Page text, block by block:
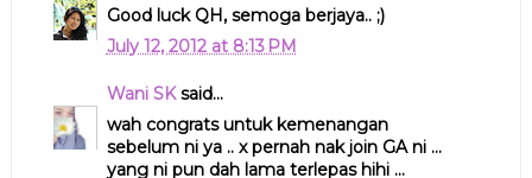
Good luck QH, semoga berjaya.. ;)
July 12, 2012 at 8:13 PM
Wani SKsaid...
wah congrats untuk kemenangan
sebelum ni ya .. x pernah nak join GA ni ...
yang ni pun dah lama terlepas hihi ...